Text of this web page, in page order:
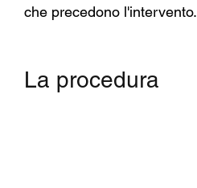
che precedono l'intervento.
La procedura